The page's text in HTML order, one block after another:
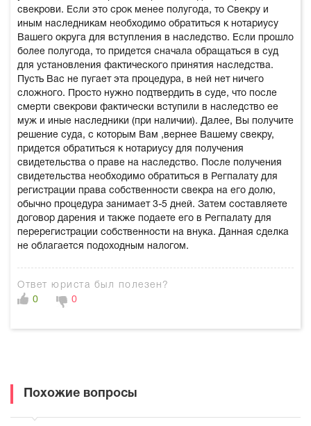
свекрови. Если это срок менее полугода, то Свекру и
иным наследникам необходимо обратиться к нотариусу
Вашего округа для вступления в наследство. Если прошло
более полугода, то придется сначала обращаться в суд
для установления фактического принятия наследства.
Пусть Вас не пугает эта процедура, в ней нет ничего
сложного. Просто нужно подтвердить в суде, что после
смерти свекрови фактически вступили в наследство ее
муж и иные наследники (при наличии). Далее, Вы получите
решение суда, с которым Вам ,вернее Вашему свекру,
придется обратиться к нотариусу для получения
свидетельства о праве на наследство. После получения
свидетельства необходимо обратиться в Регпалату для
регистрации права собственности свекра на его долю,
обычно процедура занимает 3-5 дней. Затем составляете
договор дарения и также подаете его в Регпалату для
перерегистрации собственности на внука. Данная сделка
не облагается подоходным налогом.
Ответ юриста был полезен?
0
0
Похожие вопросы